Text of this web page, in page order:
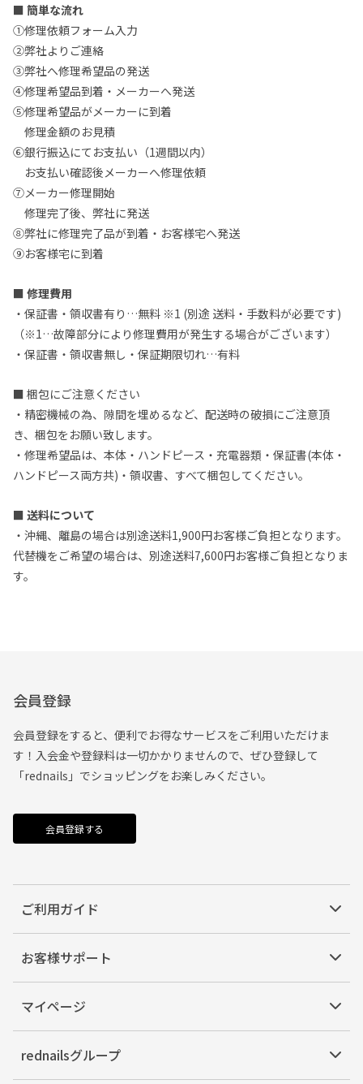
■ 簡単な流れ
①修理依頼フォーム入力
②弊社よりご連絡
③弊社へ修理希望品の発送
④修理希望品到着・メーカーへ発送
⑤修理希望品がメーカーに到着
修理金額のお見積
⑥銀行振込にてお支払い（1週間以内）
お支払い確認後メーカーへ修理依頼
⑦メーカー修理開始
修理完了後、弊社に発送
⑧弊社に修理完了品が到着・お客様宅へ発送
⑨お客様宅に到着
■ 修理費用
・保証書・領収書有り…無料 ※1 (別途 送料・手数料が必要です)
（※1…故障部分により修理費用が発生する場合がございます）
・保証書・領収書無し・保証期限切れ…有料
■ 梱包にご注意ください
・精密機械の為、隙間を埋めるなど、配送時の破損にご注意頂
き、梱包をお願い致します。
・修理希望品は、本体・ハンドピース・充電器類・保証書(本体・
ハンドピース両方共)・領収書、すべて梱包してください。
■ 送料について
・沖縄、離島の場合は別途送料1,900円お客様ご負担となります。
代替機をご希望の場合は、別途送料7,600円お客様ご負担となりま
す。
会員登録
会員登録をすると、便利でお得なサービスをご利用いただけま
す！入会金や登録料は一切かかりませんので、ぜひ登録して
「rednails」でショッピングをお楽しみください。
会員登録する
ご利用ガイド
お客様サポート
マイページ
rednailsグループ